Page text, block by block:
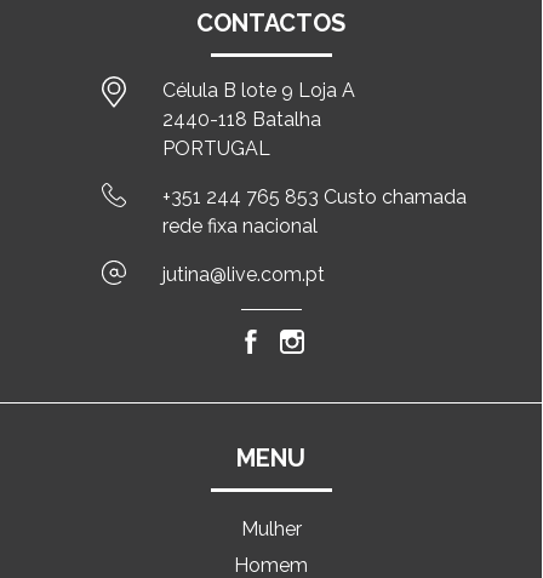
CONTACTOS
Célula B lote 9 Loja A
2440-118 Batalha
PORTUGAL
+351 244 765 853 Custo chamada
rede fixa nacional
jutina@live.com.pt
MENU
Mulher
Homem